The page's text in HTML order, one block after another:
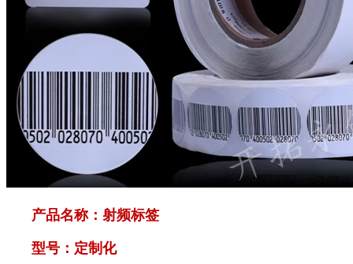
产品名称： 射频标签
型号：定制化